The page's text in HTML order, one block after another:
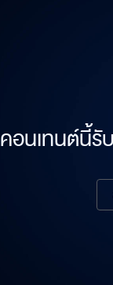
คอนเทนต์นี้รั